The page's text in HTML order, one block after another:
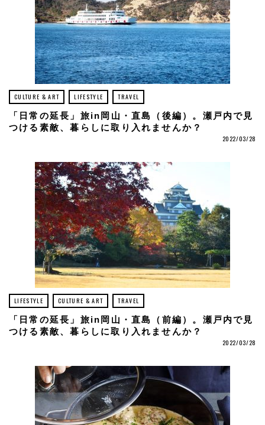
CULTURE & ART LIFESTYLE TRAVEL
「日常の延長」旅in岡山・直島（後編）。瀬戸内で見
つける素敵、暮らしに取り入れませんか？
2022/03/28
LIFESTYLE CULTURE & ART TRAVEL
「日常の延長」旅in岡山・直島（前編）。瀬戸内で見
つける素敵、暮らしに取り入れませんか？
2022/03/28